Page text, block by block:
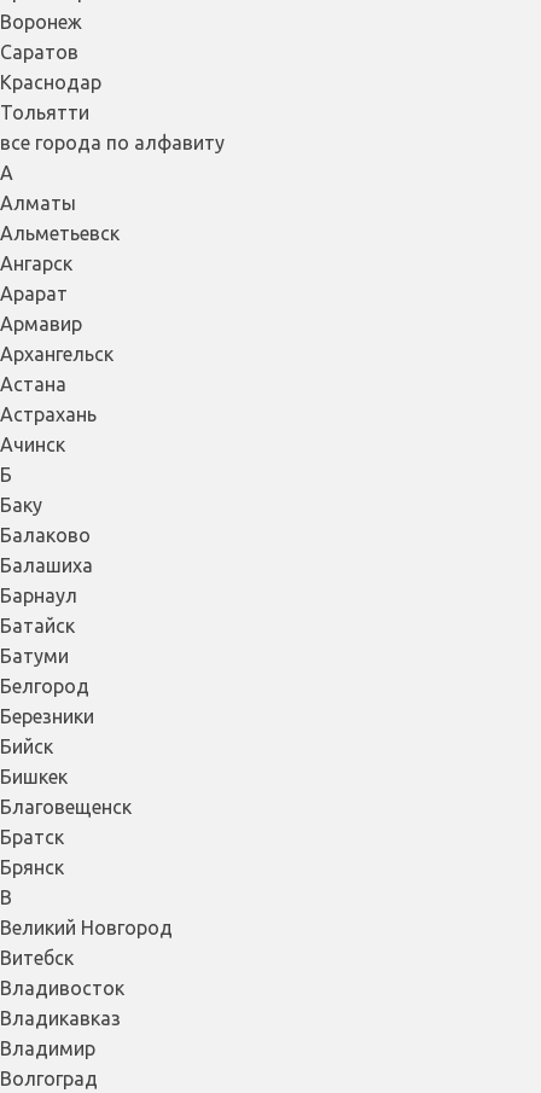
Воронеж
Саратов
Краснодар
Тольятти
все города по алфавиту
А
Алматы
Альметьевск
Ангарск
Арарат
Армавир
Архангельск
Астана
Астрахань
Ачинск
Б
Баку
Балаково
Балашиха
Барнаул
Батайск
Батуми
Белгород
Березники
Бийск
Бишкек
Благовещенск
Братск
Брянск
В
Великий Новгород
Витебск
Владивосток
Владикавказ
Владимир
Волгоград